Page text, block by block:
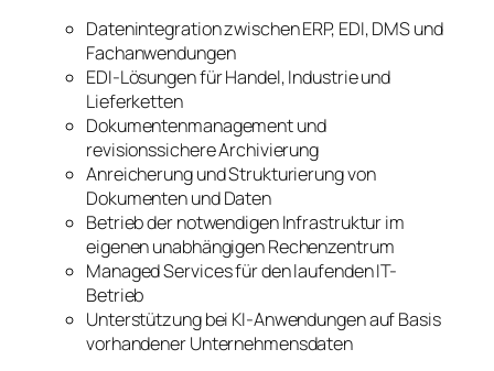
Datenintegration zwischen ERP, EDI, DMS und
Fachanwendungen
EDI-Lösungen für Handel, Industrie und
Lieferketten
Dokumentenmanagement und
revisionssichere Archivierung
Anreicherung und Strukturierung von
Dokumenten und Daten
Betrieb der notwendigen Infrastruktur im
eigenen unabhängigen Rechenzentrum
Managed Services für den laufenden IT-
Betrieb
Unterstützung bei KI-Anwendungen auf Basis
vorhandener Unternehmensdaten